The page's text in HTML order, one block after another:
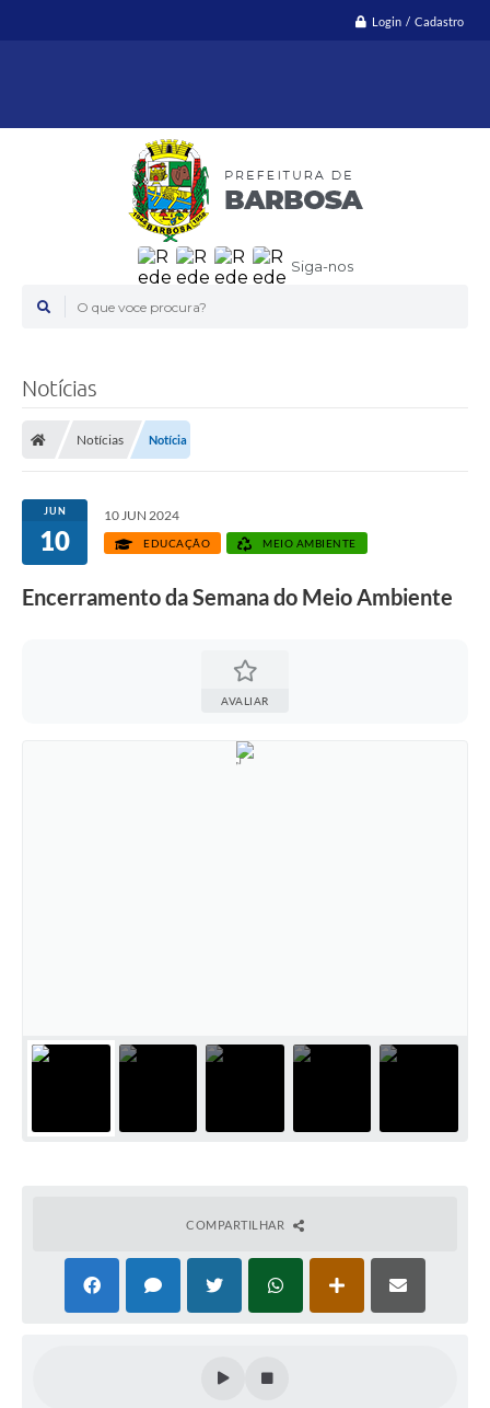
Login / Cadastro
Siga-nos
O que voce procura?
Notícias
Notícias Notícia
JUN
10
10 JUN 2024
EDUCAÇÃO MEIO AMBIENTE
Encerramento da Semana do Meio Ambiente
AVALIAR
COMPARTILHAR